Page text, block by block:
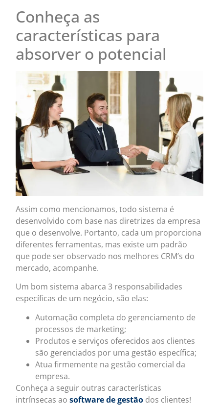
Conheça as
características para
absorver o potencial
Assim como mencionamos, todo sistema é
desenvolvido com base nas diretrizes da empresa
que o desenvolve. Portanto, cada um proporciona
diferentes ferramentas, mas existe um padrão
que pode ser observado nos melhores CRM’s do
mercado, acompanhe.
Um bom sistema abarca 3 responsabilidades
específicas de um negócio, são elas:
Automação completa do gerenciamento de
processos de marketing;
Produtos e serviços oferecidos aos clientes
são gerenciados por uma gestão específica;
Atua firmemente na gestão comercial da
empresa.
Conheça a seguir outras características
intrínsecas aosoftware de gestão dos clientes!